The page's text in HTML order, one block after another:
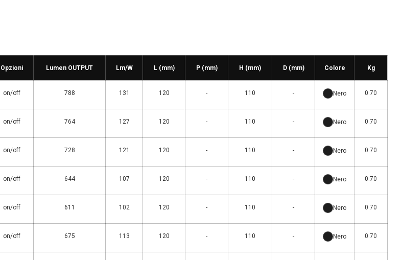
Opzioni Lumen OUTPUT Lm/W L (mm) P (mm) H (mm) D (mm) Colore Kg
on/off 788 131 120 - 110 - Nero 0.70
on/off 764 127 120 - 110 - Nero 0.70
on/off 728 121 120 - 110 - Nero 0.70
on/off 644 107 120 - 110 - Nero 0.70
on/off 611 102 120 - 110 - Nero 0.70
on/off 675 113 120 - 110 - Nero 0.70